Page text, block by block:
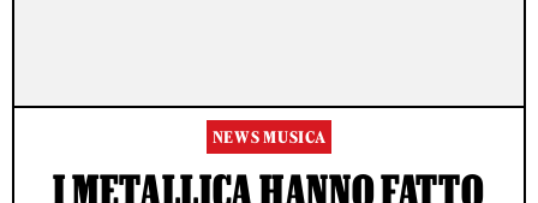
NEWS MUSICA
I METALLICA HANNO FATTO